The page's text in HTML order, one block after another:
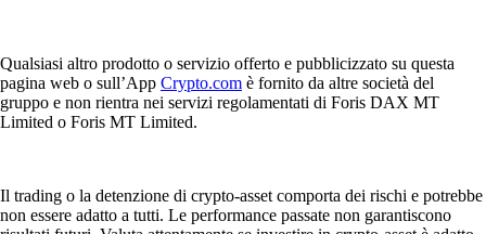
Qualsiasi altro prodotto o servizio offerto e pubblicizzato su questa
pagina web o sull’App Crypto.com è fornito da altre società del
gruppo e non rientra nei servizi regolamentati di Foris DAX MT
Limited o Foris MT Limited.
Il trading o la detenzione di crypto-asset comporta dei rischi e potrebbe
non essere adatto a tutti. Le performance passate non garantiscono